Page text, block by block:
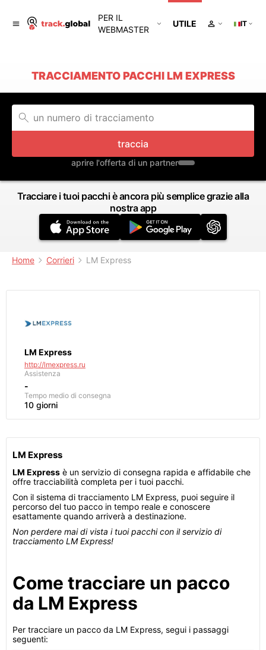
PER IL
WEBMASTER
UTILE IT
TRACCIAMENTO PACCHI LM EXPRESS
traccia
aprire l'offerta di un partner
Tracciare i tuoi pacchi è ancora più semplice grazie alla
nostra app
Home Corrieri LM Express
LM Express
http://lmexpress.ru
Assistenza
-
Tempo medio di consegna
10 giorni
LM Express
LM Express è un servizio di consegna rapida e affidabile che
offre tracciabilità completa per i tuoi pacchi.
Con il sistema di tracciamento LM Express, puoi seguire il
percorso del tuo pacco in tempo reale e conoscere
esattamente quando arriverà a destinazione.
Non perdere mai di vista i tuoi pacchi con il servizio di
tracciamento LM Express!
Come tracciare un pacco
da LM Express
Per tracciare un pacco da LM Express, segui i passaggi
seguenti: